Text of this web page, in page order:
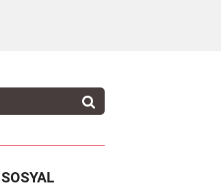
SOSYAL